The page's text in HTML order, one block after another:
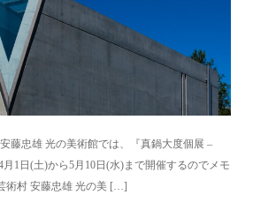
藤忠雄 光の美術館では、『真鍋大度個展 –
月1日(土)から5月10日(水)まで開催するのでメモ
術村 安藤忠雄 光の美 […]